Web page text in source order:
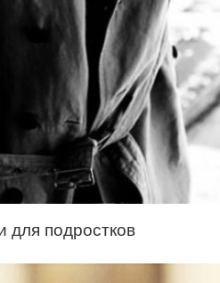
для подростков